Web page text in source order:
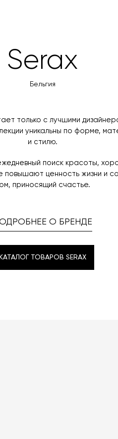
Serax
Бельгия
только с лучшими
уникальны по форме,
и стилю.
поиск красоты,
повышают ценность жизни и
приносящий счастье.
О БРЕНДЕ
КАТАЛОГ ТОВАРОВ SERAX